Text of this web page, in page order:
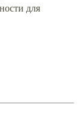
для